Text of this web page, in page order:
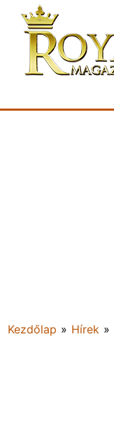
Kezdőlap » Hírek »